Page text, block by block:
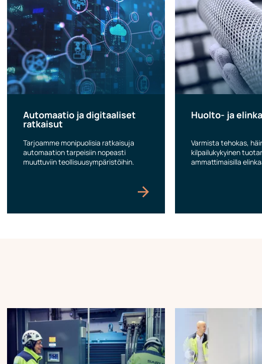
Automaatio ja digitaaliset
ratkaisut
Tarjoamme monipuolisia ratkaisuja
automaation tarpeisiin nopeasti
muuttuviin teollisuusympäristöihin.
Huolto- ja
Varmista tehokas,
kilpailukykyinen
ammattimaisilla